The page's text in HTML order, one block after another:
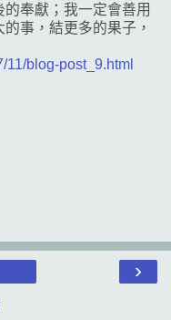
奉獻；我一定會善用
事，結更多的果子，
11/blog-post_9.html
›